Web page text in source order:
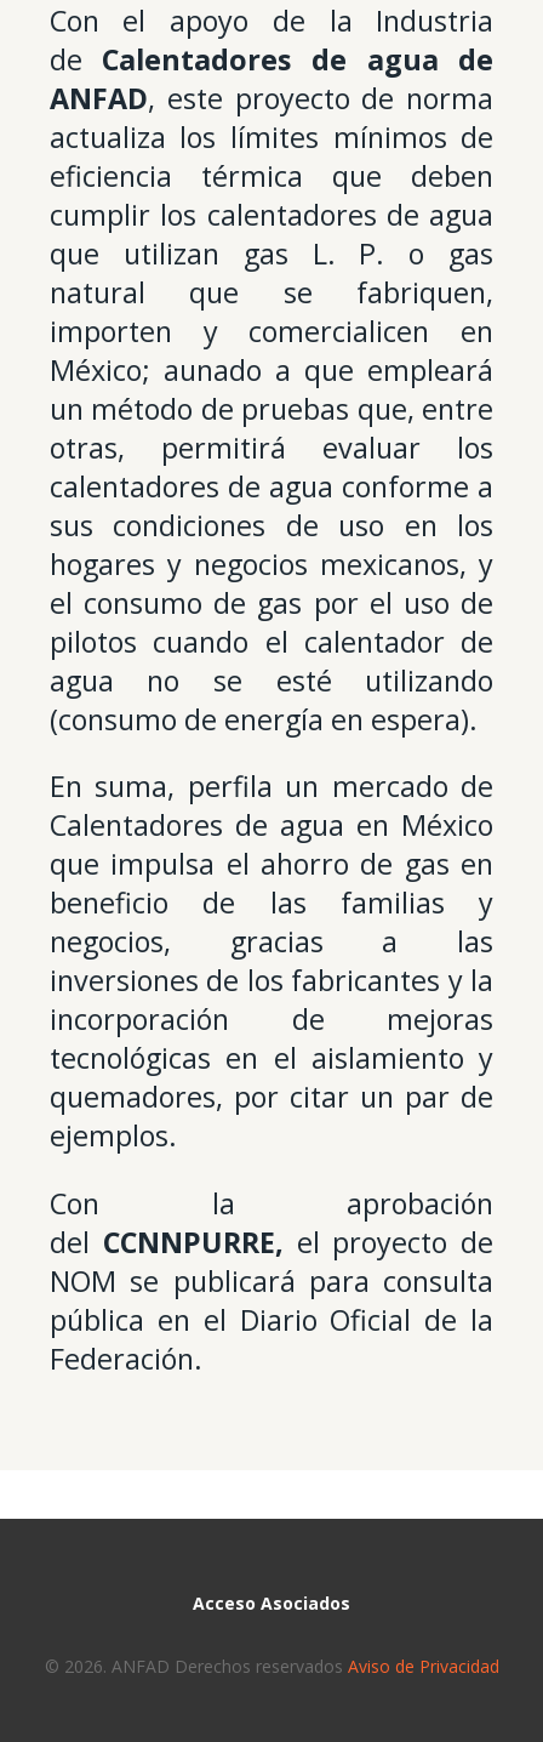
Con el apoyo de la Industria
de Calentadores de agua de
ANFAD, este proyecto de norma
actualiza los límites mínimos de
eficiencia térmica que deben
cumplir los calentadores de agua
que utilizan gas L. P. o gas
natural que se fabriquen,
importen y comercialicen en
México; aunado a que empleará
un método de pruebas que, entre
otras, permitirá evaluar los
calentadores de agua conforme a
sus condiciones de uso en los
hogares y negocios mexicanos, y
el consumo de gas por el uso de
pilotos cuando el calentador de
agua no se esté utilizando
(consumo de energía en espera).
En suma, perfila un mercado de
Calentadores de agua en México
que impulsa el ahorro de gas en
beneficio de las familias y
negocios, gracias a las
inversiones de los fabricantes y la
incorporación de mejoras
tecnológicas en el aislamiento y
quemadores, por citar un par de
ejemplos.
Con la aprobación
del CCNNPURRE, el proyecto de
NOM se publicará para consulta
pública en el Diario Oficial de la
Federación.
Acceso Asociados
© 2026. ANFAD Derechos reservados Aviso de Privacidad